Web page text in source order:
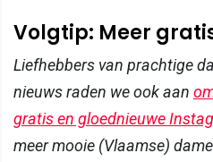
Volgtip: Meer
Liefhebbers van prachtige
nieuws raden we ook aan
gratis en gloednieuwe
meer mooie (Vlaamse)